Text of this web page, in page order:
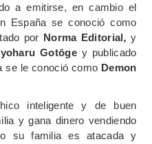
a emitirse, en cambio el
España se conoció como
por Norma Editorial, y
Gotōge y publicado
se le conoció como Demon
inteligente y de buen
y gana dinero vendiendo
su familia es atacada y